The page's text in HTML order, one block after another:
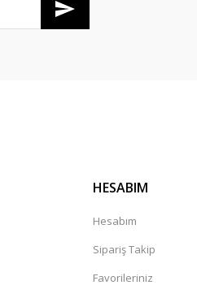
HESABIM
Hesabım
Sipariş Takip
Favorileriniz